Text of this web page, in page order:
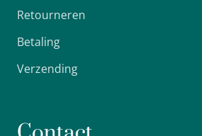
Retourneren
Betaling
Verzending